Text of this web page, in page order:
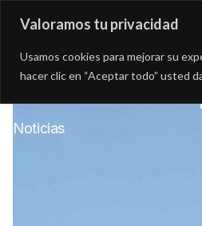
Valoramos tu privacidad
Usamos cookies para mejorar su
hacer clic en “Aceptar todo” usted
Noticias